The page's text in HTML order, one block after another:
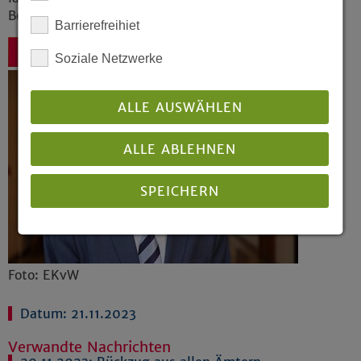
Bertrams zur Begründung seiner Entscheidung.
Zurück
Foto: EKvW
Datum: 21.11.2023
Verwandte Nachrichten
Barrierefreihiet
Soziale Netzwerke
ALLE AUSWÄHLEN
ALLE ABLEHNEN
SPEICHERN
Details anzeigen